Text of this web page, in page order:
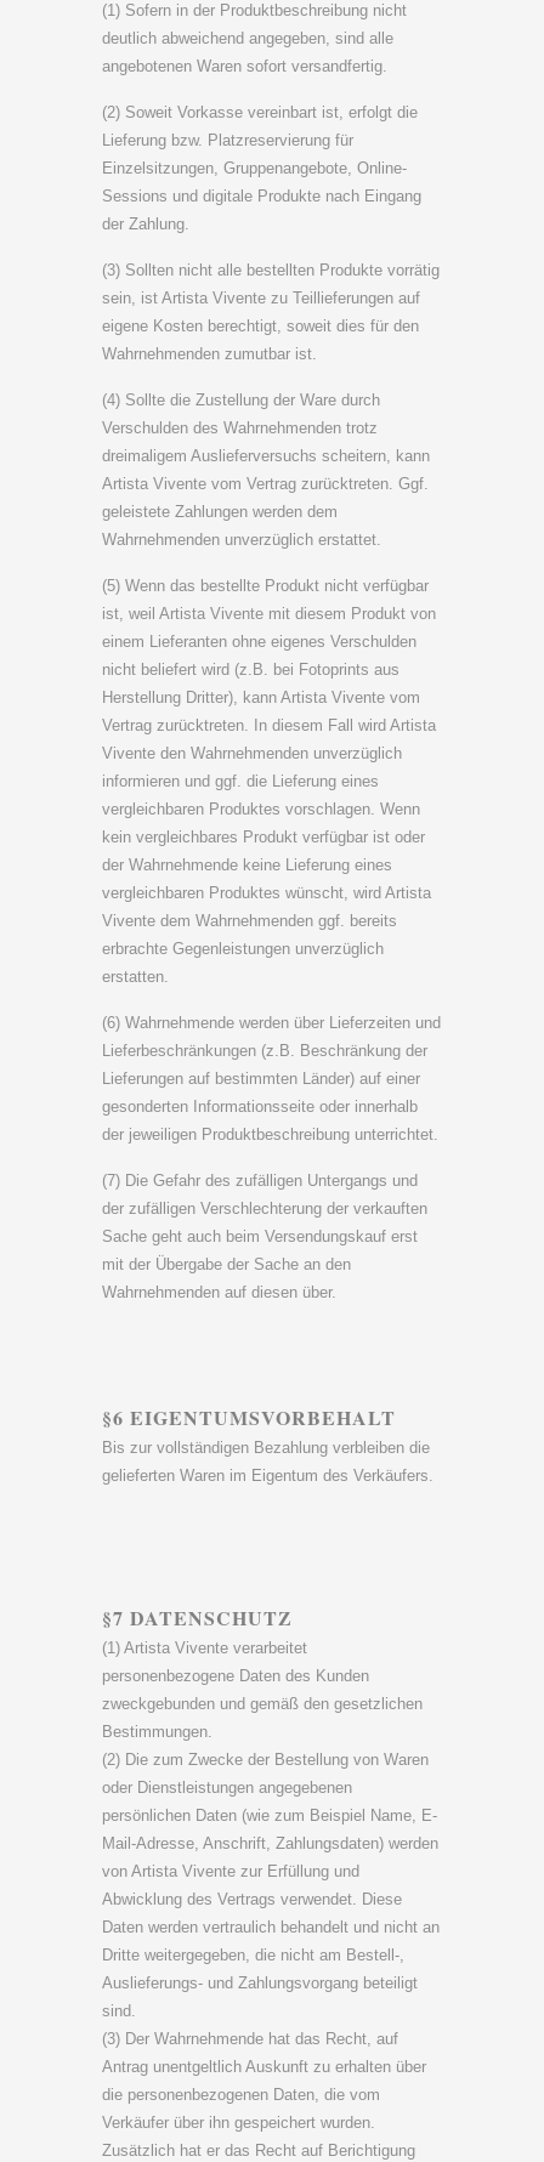
(1) Sofern in der Produktbeschreibung nicht
deutlich abweichend angegeben, sind alle
angebotenen Waren sofort versandfertig.
(2) Soweit Vorkasse vereinbart ist, erfolgt die
Lieferung bzw. Platzreservierung für
Einzelsitzungen, Gruppenangebote, Online-
Sessions und digitale Produkte nach Eingang
der Zahlung.
(3) Sollten nicht alle bestellten Produkte vorrätig
sein, ist Artista Vivente zu Teillieferungen auf
eigene Kosten berechtigt, soweit dies für den
Wahrnehmenden zumutbar ist.
(4) Sollte die Zustellung der Ware durch
Verschulden des Wahrnehmenden trotz
dreimaligem Auslieferversuchs scheitern, kann
Artista Vivente vom Vertrag zurücktreten. Ggf.
geleistete Zahlungen werden dem
Wahrnehmenden unverzüglich erstattet.
(5) Wenn das bestellte Produkt nicht verfügbar
ist, weil Artista Vivente mit diesem Produkt von
einem Lieferanten ohne eigenes Verschulden
nicht beliefert wird (z.B. bei Fotoprints aus
Herstellung Dritter), kann Artista Vivente vom
Vertrag zurücktreten. In diesem Fall wird Artista
Vivente den Wahrnehmenden unverzüglich
informieren und ggf. die Lieferung eines
vergleichbaren Produktes vorschlagen. Wenn
kein vergleichbares Produkt verfügbar ist oder
der Wahrnehmende keine Lieferung eines
vergleichbaren Produktes wünscht, wird Artista
Vivente dem Wahrnehmenden ggf. bereits
erbrachte Gegenleistungen unverzüglich
erstatten.
(6) Wahrnehmende werden über Lieferzeiten und
Lieferbeschränkungen (z.B. Beschränkung der
Lieferungen auf bestimmten Länder) auf einer
gesonderten Informationsseite oder innerhalb
der jeweiligen Produktbeschreibung unterrichtet.
(7) Die Gefahr des zufälligen Untergangs und
der zufälligen Verschlechterung der verkauften
Sache geht auch beim Versendungskauf erst
mit der Übergabe der Sache an den
Wahrnehmenden auf diesen über.
§6 EIGENTUMSVORBEHALT
Bis zur vollständigen Bezahlung verbleiben die
gelieferten Waren im Eigentum des Verkäufers.
§7 DATENSCHUTZ
(1) Artista Vivente verarbeitet
personenbezogene Daten des Kunden
zweckgebunden und gemäß den gesetzlichen
Bestimmungen.
(2) Die zum Zwecke der Bestellung von Waren
oder Dienstleistungen angegebenen
persönlichen Daten (wie zum Beispiel Name, E-
Mail-Adresse, Anschrift, Zahlungsdaten) werden
von Artista Vivente zur Erfüllung und
Abwicklung des Vertrags verwendet. Diese
Daten werden vertraulich behandelt und nicht an
Dritte weitergegeben, die nicht am Bestell-,
Auslieferungs- und Zahlungsvorgang beteiligt
sind.
(3) Der Wahrnehmende hat das Recht, auf
Antrag unentgeltlich Auskunft zu erhalten über
die personenbezogenen Daten, die vom
Verkäufer über ihn gespeichert wurden.
Zusätzlich hat er das Recht auf Berichtigung